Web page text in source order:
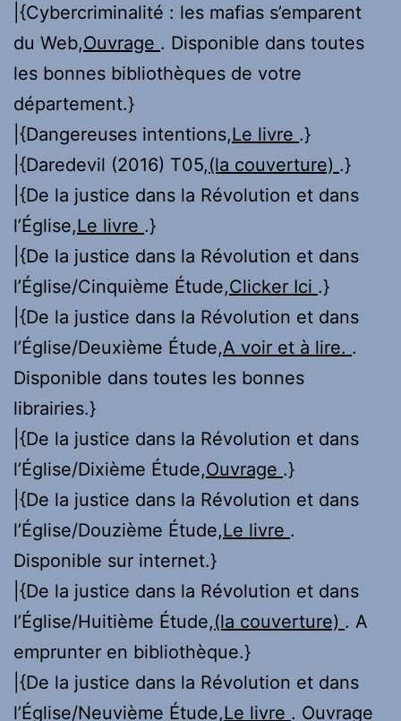
|{Cybercriminalité : les mafias s’emparent
du Web,Ouvrage . Disponible dans toutes
les bonnes bibliothèques de votre
département.}
|{Dangereuses intentions,Le livre .}
|{Daredevil (2016) T05,(la couverture) .}
|{De la justice dans la Révolution et dans
l’Église,Le livre .}
|{De la justice dans la Révolution et dans
l’Église/Cinquième Étude,Clicker Ici .}
|{De la justice dans la Révolution et dans
l’Église/Deuxième Étude,A voir et à lire. .
Disponible dans toutes les bonnes
librairies.}
|{De la justice dans la Révolution et dans
l’Église/Dixième Étude,Ouvrage .}
|{De la justice dans la Révolution et dans
l’Église/Douzième Étude,Le livre .
Disponible sur internet.}
|{De la justice dans la Révolution et dans
l’Église/Huitième Étude,(la couverture) . A
emprunter en bibliothèque.}
|{De la justice dans la Révolution et dans
l’Église/Neuvième Étude,Le livre . Ouvrage